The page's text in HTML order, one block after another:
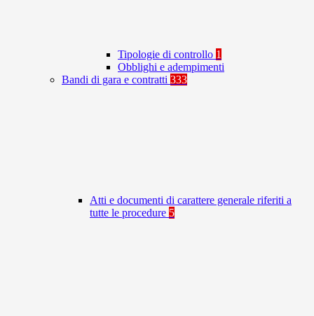
Tipologie di controllo 1
Obblighi e adempimenti
Bandi di gara e contratti 333
Atti e documenti di carattere generale riferiti a
tutte le procedure 5